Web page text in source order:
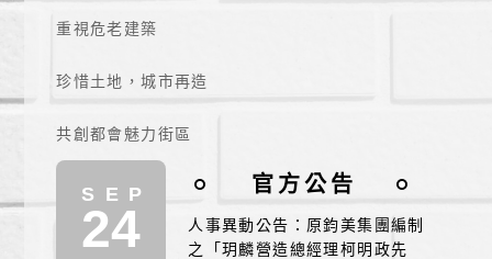
重視危老建築
珍惜土地，城市再造
共創都會魅力街區
SEP
24
官方公告
人事異動公告：原鈞美集團編制
之「玥麟營造總經理柯明政先